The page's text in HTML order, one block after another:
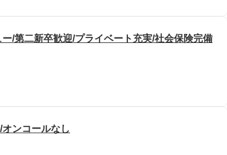
/第二新卒歓迎/プライベート充実/社会保険完備
ンコールなし